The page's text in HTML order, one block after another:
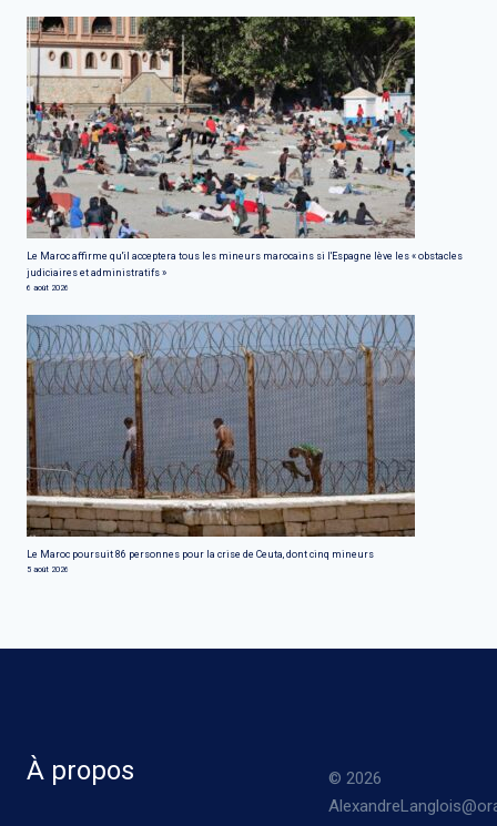
Le Maroc affirme qu'il acceptera tous les mineurs marocains si l'Espagne lève les « obstacles
judiciaires et administratifs »
6 août 2026
Le Maroc poursuit 86 personnes pour la crise de Ceuta, dont cinq mineurs
5 août 2026
À propos
© 2026